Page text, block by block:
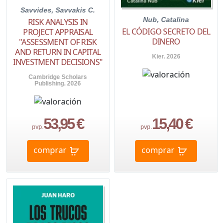
Savvides, Savvakis C.
RISK ANALYSIS IN
PROJECT APPRAISAL
"ASSESSMENT OF RISK
AND RETURN IN CAPITAL
INVESTMENT DECISIONS"
Cambridge Scholars
Publishing. 2026
pvp.53,95 €
comprar
Nub, Catalina
EL CÓDIGO SECRETO DEL
DINERO
Kier. 2026
pvp.15,40 €
comprar